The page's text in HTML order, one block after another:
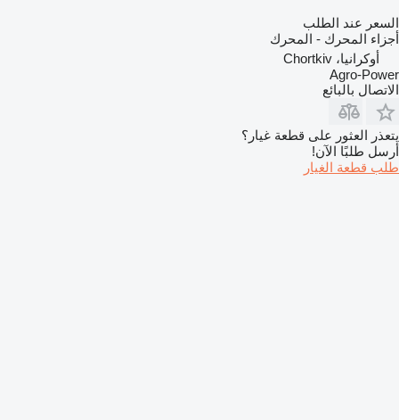
السعر عند الطلب
أجزاء المحرك - المحرك
أوكرانيا، Chortkiv
Agro-Power
الاتصال بالبائع
يتعذر العثور على قطعة غيار؟
أرسل طلبًا الآن!
طلب قطعة الغيار